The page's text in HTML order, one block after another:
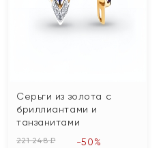
Серьги из золота с
бриллиантами и
танзанитами
221 248 ₽ -50%